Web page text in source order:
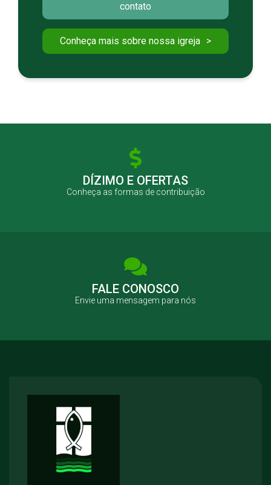
contato
Conheça mais sobre nossa igreja
DÍZIMO E OFERTAS
Conheça as formas de contribuição
FALE CONOSCO
Envie uma mensagem para nós